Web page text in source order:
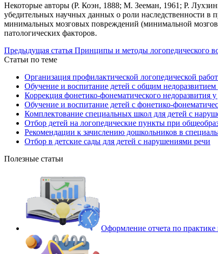
Некоторые авторы (Р. Коэн, 1888; М. Зееман, 1961; Р.
убедительных научных данных о роли наследственности в
минимальных мозговых повреждений (минимальной
патологических факторов.
Предыдущая статья Принципы и методы логопедического
Статьи по теме
Организация профилактической логопедической
Обучение и воспитание детей с общим недоразвитием
Коррекция фонетико-фонематического недоразвития у
Обучение и воспитание детей с фонетико-
Комплектование специальных школ для детей с
Отбор детей на логопедические пункты при
Рекомендации к зачислению дошкольников в
Отбор в детские сады для детей с нарушениями речи
Полезные статьи
Оформление отчета по